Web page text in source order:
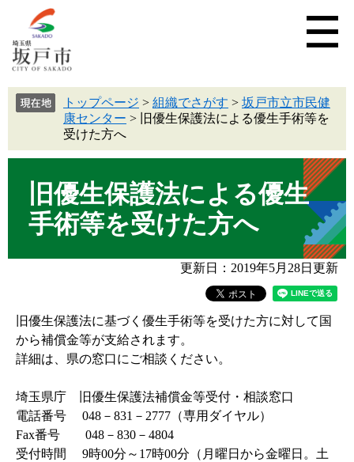
トップページ > 組織でさがす > 坂戸市立市民健
康センター >
旧優生保護法による優生手術等を
受けた方へ
旧優生保護法による優生
手術等を受けた方へ
更新日：2019年5月28日更新
旧優生保護法に基づく優生手術等を受けた方に対して国
から補償金等が支給されます。
詳細は、県の窓口にご相談ください。
埼玉県庁 旧優生保護法補償金等受付・相談窓口
電話番号 048－831－2777（専用ダイヤル）
Fax番号 048－830－4804
受付時間 9時00分～17時00分（月曜日から金曜日。土